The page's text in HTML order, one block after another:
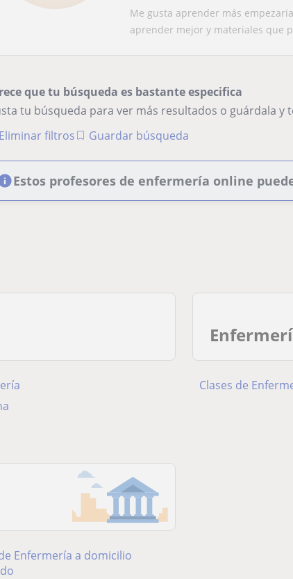
Me gusta aprender más
aprender mejor y materiales que
que tu búsqueda es bastante especifica
tu búsqueda para ver más resultados o guárdala y
Eliminar filtros
Guardar búsqueda
Estos profesores de enfermería online
Clases de
Enfermería a domicilio